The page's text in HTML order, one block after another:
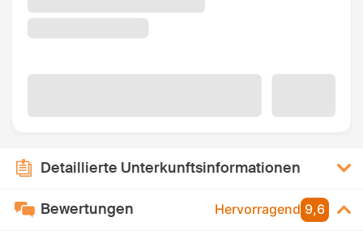
Detaillierte Unterkunftsinformationen
Bewertungen Hervorragend 9,6